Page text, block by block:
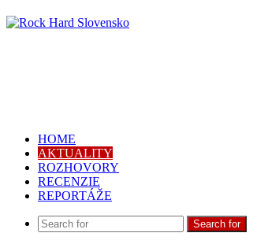
HOME
AKTUALITY
ROZHOVORY
RECENZIE
REPORTÁŽE
Search for